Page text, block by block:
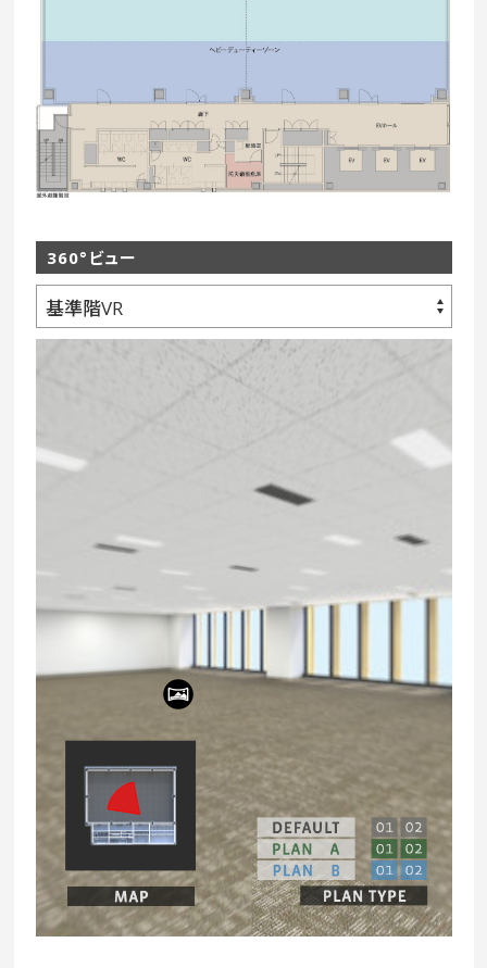
360°ビュー